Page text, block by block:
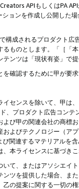
APIもしくはPA
ションを作成し公開した
構成されるプロダクト
ものとします。「［「
ンツは「現状有姿」で
確認するために甲が要
センスを除いて、甲は
、プロダクト広告コン
よび甲の関連会社の商
よびテクノロジー（ア
び関連するマテリアル
本ライセンスに基づき
て、またはアソシエイ
ツを提供した場合、ま
乙の提案に関する一切